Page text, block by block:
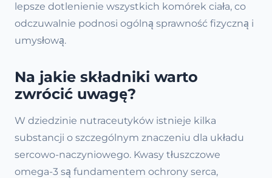
lepsze dotlenienie wszystkich komórek ciała, co
odczuwalnie podnosi ogólną sprawność fizyczną i
umysłową.
Na jakie składniki warto
zwrócić uwagę?
W dziedzinie nutraceutyków istnieje kilka
substancji o szczególnym znaczeniu dla układu
sercowo-naczyniowego. Kwasy tłuszczowe
omega-3 są fundamentem ochrony serca,